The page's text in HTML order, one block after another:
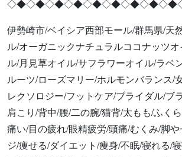
伊勢崎市/ベイシア西部モール/群馬県/天
ル/オーガニックナチュラルココナッツ
ル/月見草オイル/サフラワーオイル/ラベ
ルーツ/ローズマリー/ホルモンバランス/
レクソロジー/フットケア/ブライダル/ブ
肩こり/背中/腰/二の腕/猫背/太もも/ふく
痛い/目の疲れ/眼精疲労/頭痛/むくみ/脚
ジ/痩せる/ダイエット/痩身/不眠/寝れる/